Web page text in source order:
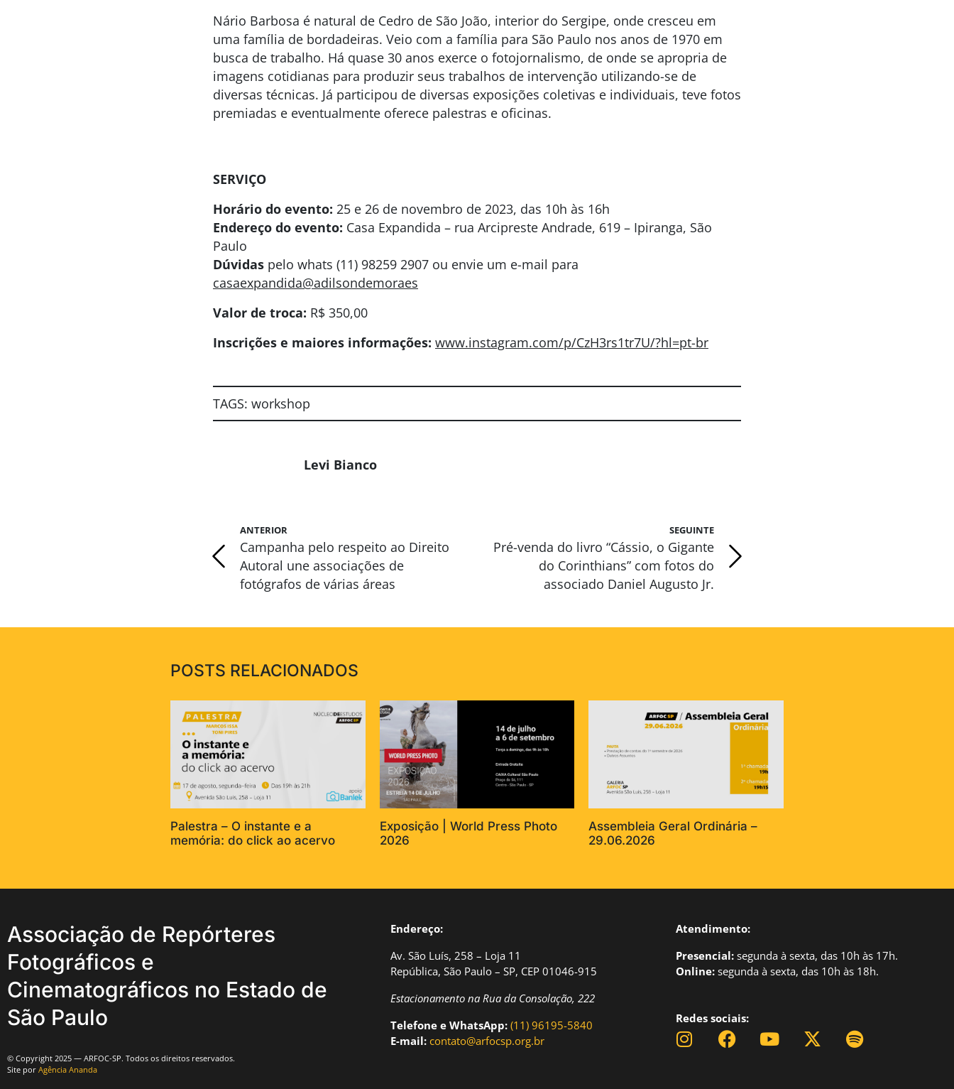
Nário Barbosa é natural de Cedro de São João, interior do Sergipe, onde cresceu em
uma família de bordadeiras. Veio com a família para São Paulo nos anos de 1970 em
busca de trabalho. Há quase 30 anos exerce o fotojornalismo, de onde se apropria de
imagens cotidianas para produzir seus trabalhos de intervenção utilizando-se de
diversas técnicas. Já participou de diversas exposições coletivas e individuais, teve fotos
premiadas e eventualmente oferece palestras e oficinas.
SERVIÇO
Horário do evento: 25 e 26 de novembro de 2023, das 10h às 16h
Endereço do evento: Casa Expandida – rua Arcipreste Andrade, 619 – Ipiranga, São
Paulo
Dúvidas pelo whats (11) 98259 2907 ou envie um e-mail para
casaexpandida@adilsondemoraes
Valor de troca: R$ 350,00
Inscrições e maiores informações: www.instagram.com/p/CzH3rs1tr7U/?hl=pt-br
TAGS: workshop
Levi Bianco
ANTERIOR
Campanha pelo respeito ao Direito
Autoral une associações de
fotógrafos de várias áreas
SEGUINTE
Pré-venda do livro “Cássio, o Gigante
do Corinthians” com fotos do
associado Daniel Augusto Jr.
POSTS RELACIONADOS
Palestra – O instante e a
memória: do click ao acervo
Exposição | World Press Photo
2026
Assembleia Geral Ordinária –
29.06.2026
Associação de Repórteres
Fotográficos e
Cinematográficos no Estado de
São Paulo
© Copyright 2025 — ARFOC-SP. Todos os direitos reservados.
Site por Agência Ananda
Endereço:
Av. São Luís, 258 – Loja 11
República, São Paulo – SP, CEP 01046-915
Estacionamento na Rua da Consolação, 222
Telefone e WhatsApp: (11) 96195-5840
E-mail: contato@arfocsp.org.br
Atendimento:
Presencial:segunda à sexta, das 10h às 17h.
Online: segunda à sexta, das 10h às 18h.
Redes sociais: